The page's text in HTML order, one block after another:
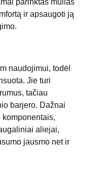
parinktas muilas
ir apsaugoti ją
naudojimui, todėl
Jie turi
tačiau
barjero. Dažnai
aliejai,
jausmo net ir